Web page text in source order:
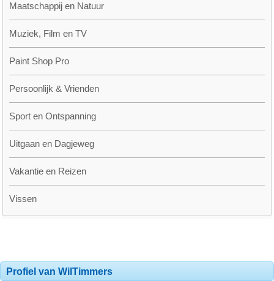
Maatschappij en Natuur
Muziek, Film en TV
Paint Shop Pro
Persoonlijk & Vrienden
Sport en Ontspanning
Uitgaan en Dagjeweg
Vakantie en Reizen
Vissen
Profiel van WilTimmers